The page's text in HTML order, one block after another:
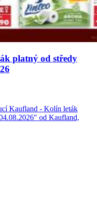
platný od středy
Kaufland - Kolín leták
od Kaufland,